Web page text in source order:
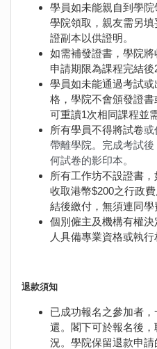
學員如未能親自到學
學院領取，親友需另
證副本以供證明。
如需補發證書，學院將
申請期限為課程完結後
學員如未能通過考試
格，學院不會頒發證
可重讀1次相同課程並
所有學員不得將試卷或
帶離學院。完成考試
何試卷的影印本。
所有工作坊不設證書
收取港幣$200之行政
結後繳付，無須連同學
個別僱主及機構有權
人具備專業資格或執行
退款須知
已成功報名之參加者
還。閣下可於報名後
況。學院保留退款申